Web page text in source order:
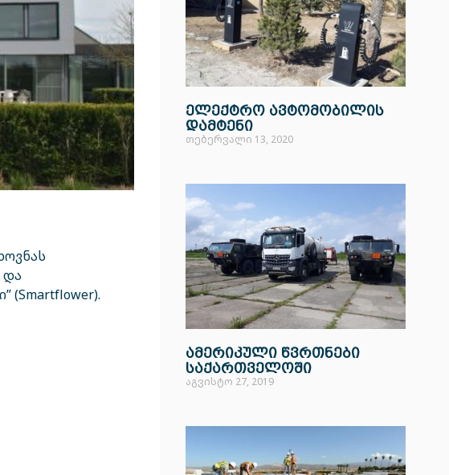
და
(Smartflower).
ელექტრო ავტომობილის
დამტენი
თებერვალი 13, 2020
ამერიკული წვრთნები
საქართველოში
აგვისტო 27, 2019